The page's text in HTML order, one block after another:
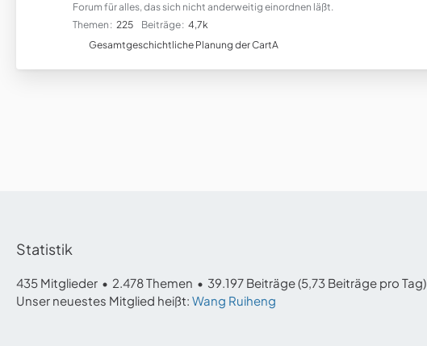
Forum für alles, das sich nicht anderweitig einordnen läßt.
Themen
225 Beiträge 4,7k
Gesamtgeschichtliche Planung der CartA
Statistik
435 Mitglieder 2.478 Themen
39.197 Beiträge (5,73 Beiträge pro Tag)
Unser neuestes Mitglied heißt: Wang Ruiheng